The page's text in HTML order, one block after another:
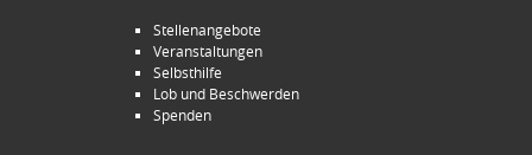
Stellenangebote
Veranstaltungen
Selbsthilfe
Lob und Beschwerden
Spenden